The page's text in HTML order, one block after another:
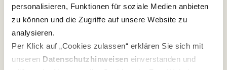
personalisieren, Funktionen für soziale Medien anbieten
zu können und die Zugriffe auf unsere Website zu
analysieren.
Per Klick auf „Cookies zulassen“ erklären Sie sich mit
unseren Datenschutzhinweisen einverstanden und
Wie ist die Performance zu
verstehen?